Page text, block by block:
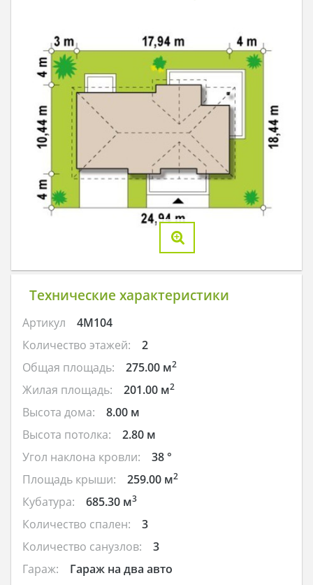
Технические характеристики
Артикул
4M104
Количество этажей:
2
Общая площадь:
275.00 м2
Жилая площадь: 201.00 м2
Высота дома:
8.00 м
Высота потолка:
2.80 м
Угол наклона кровли:
38 °
Площадь крыши:
259.00 м2
Кубатура: 685.30 м3
Количество спален:
3
Количество санузлов:
3
Гараж:
Гараж на два авто